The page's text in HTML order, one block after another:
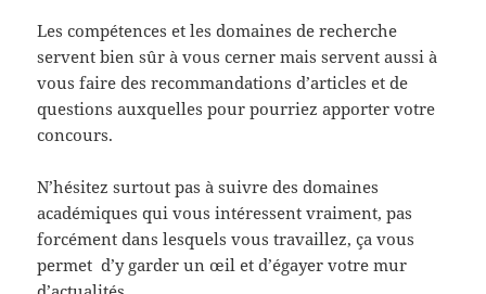
Les compétences et les domaines de recherche
servent bien sûr à vous cerner mais servent aussi à
vous faire des recommandations d’articles et de
questions auxquelles pour pourriez apporter votre
concours.
N’hésitez surtout pas à suivre des domaines
académiques qui vous intéressent vraiment, pas
forcément dans lesquels vous travaillez, ça vous
permet d’y garder un œil et d’égayer votre mur